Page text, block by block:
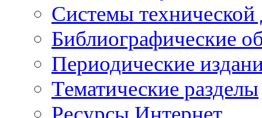
Cистемы
Библиографические
Периодические
Тематические разделы